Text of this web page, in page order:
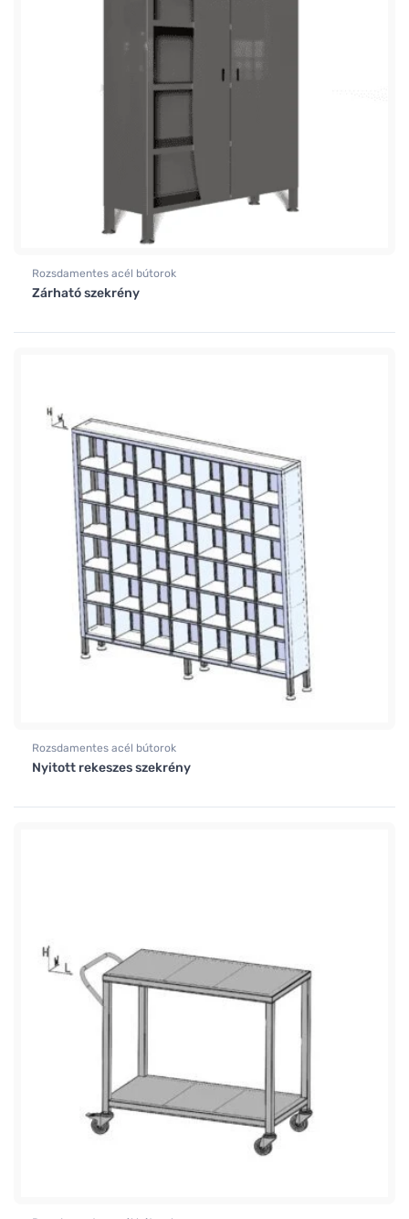
Rozsdamentes acél bútorok
Zárható szekrény
Rozsdamentes acél bútorok
Nyitott rekeszes szekrény